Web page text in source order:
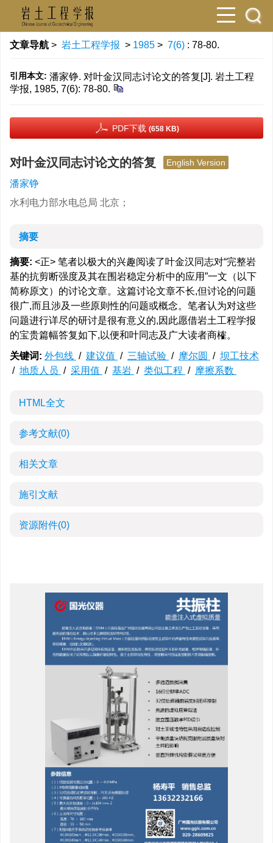
文章导航 > 岩土工程学报 > 1985 > 7(6) : 78-80.
引用本文: 潘家铮. 对叶金汉同志讨论文的答复[J]. 岩土工程
学报, 1985, 7(6): 78-80.
PDF下载 (658 KB)
对叶金汉同志讨论文的答复 English Version
潘家铮
水利电力部水电总局 北京；
摘要
摘要: <正> 笔者以极大的兴趣阅读了叶金汉同志对“完整岩
基的抗剪断强度及其在围岩稳定分析中的应用”一文（以下
简称原文）的讨论文章。这篇讨论文章不长,但讨论的问题
很广,而且涉及一些原则性的问题或概念。笔者认为对这些
问题进行详尽的研讨是很有意义的,因此愿借岩土工程学报
的宝贵篇幅答复如下,以便和叶同志及广大读者商榷。
关键词: 外包线 / 建议值 / 三轴试验 / 摩尔圆 / 坝工技术
/ 地质人员 / 采用值 / 基岩 / 类似工程 / 摩擦系数
HTML全文
参考文献(0)
相关文章
施引文献
资源附件(0)